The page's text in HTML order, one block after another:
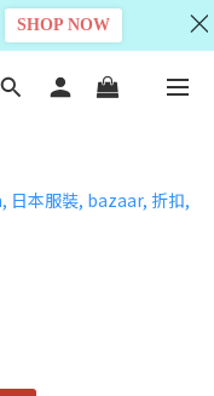
SHOP NOW